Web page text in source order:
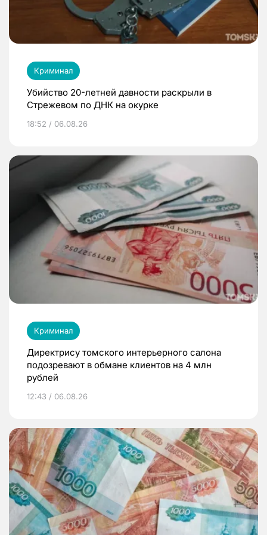
Криминал
Убийство 20-летней давности раскрыли в
Стрежевом по ДНК на окурке
18:52 / 06.08.26
Криминал
Директрису томского интерьерного салона
подозревают в обмане клиентов на 4 млн
рублей
12:43 / 06.08.26